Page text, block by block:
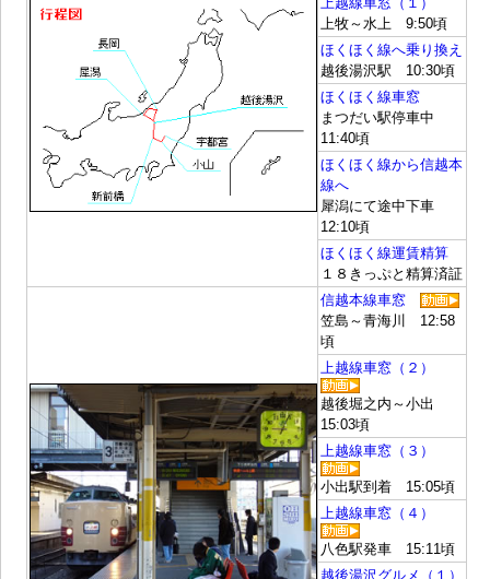
上牧～水上 9:50頃
ほくほく線へ乗り換え
越後湯沢駅 10:30頃
ほくほく線車窓
まつだい駅停車中
11:40頃
ほくほく線から信越本
線へ
犀潟にて途中下車
12:10頃
ほくほく線運賃精算
１８きっぷと精算済証
信越本線車窓
笠島～青海川 12:58
頃
上越線車窓（２）
越後堀之内～小出
15:03頃
上越線車窓（３）
小出駅到着 15:05頃
上越線車窓（４）
八色駅発車 15:11頃
越後湯沢グルメ（１）